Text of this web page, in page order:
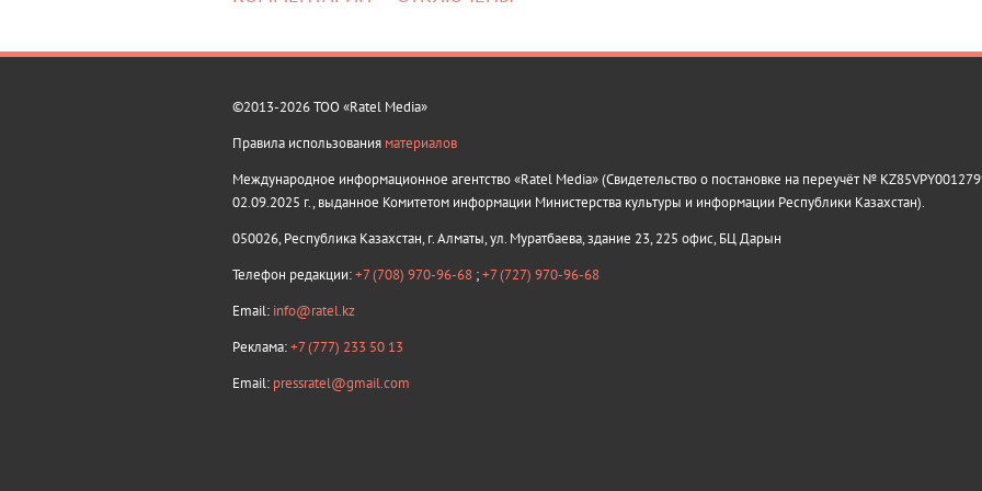
©2013-2026 ТОО «Ratel Media»
Правила использования материалов
Международное информационное агентство «Ratel Media» (Свидетельство о постановке на переучёт №
02.09.2025 г., выданное Комитетом информации Министерства культуры и информации Республики Казахстан).
050026, Республика Казахстан, г. Алматы, ул. Муратбаева, здание 23, 225 офис, БЦ Дарын
Телефон редакции:+7 (708) 970-96-68 ;+7 (727) 970-96-68
Email: info@ratel.kz
Реклама:+7 (777) 233 50 13
Email: pressratel@gmail.com